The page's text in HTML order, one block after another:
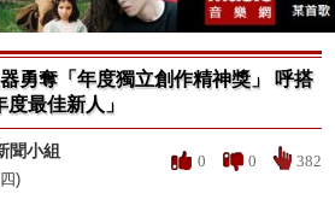
勇奪「年度獨立創作精神獎」 呼搭
最佳新人」
0 0 382
聞小組
)